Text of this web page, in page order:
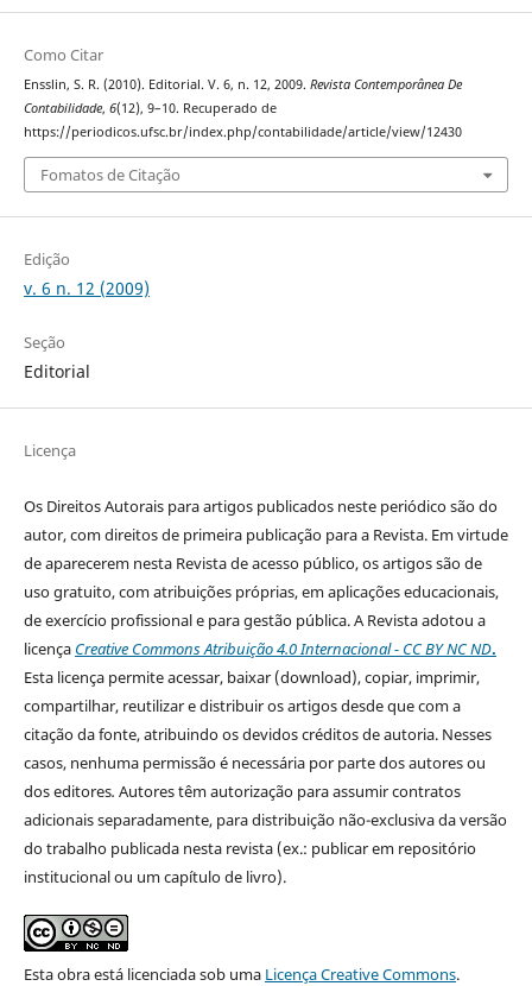
Como Citar
Ensslin, S. R. (2010). Editorial. V. 6, n. 12, 2009. Revista Contemporânea De
Contabilidade, 6(12), 9–10. Recuperado de
https://periodicos.ufsc.br/index.php/contabilidade/article/view/12430
Fomatos de Citação
Edição
v. 6 n. 12 (2009)
Seção
Editorial
Licença
Os Direitos Autorais para artigos publicados neste periódico são do
autor, com direitos de primeira publicação para a Revista. Em virtude
de aparecerem nesta Revista de acesso público, os artigos são de
uso gratuito, com atribuições próprias, em aplicações educacionais,
de exercício profissional e para gestão pública. A Revista adotou a
licença Creative Commons Atribuição 4.0 Internacional - CC BY NC ND.
Esta licença permite acessar, baixar (download), copiar, imprimir,
compartilhar, reutilizar e distribuir os artigos desde que com a
citação da fonte, atribuindo os devidos créditos de autoria. Nesses
casos, nenhuma permissão é necessária por parte dos autores ou
dos editores. Autores têm autorização para assumir contratos
adicionais separadamente, para distribuição não-exclusiva da versão
do trabalho publicada nesta revista (ex.: publicar em repositório
institucional ou um capítulo de livro).
Esta obra está licenciada sob uma Licença Creative Commons.